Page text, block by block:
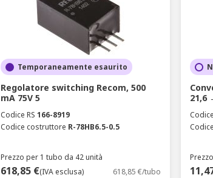
Temporaneamente esaurito
Regolatore switching Recom, 500
mA 75V 5
Codice RS 166-8919
Codice costruttore R-78HB6.5-0.5
Prezzo per 1 tubo da 42 unità
618,85 €(IVA esclusa) 618,85 €/tubo
21,6